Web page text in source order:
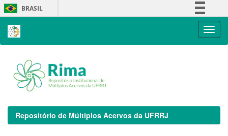
Skip
navigation
BRASIL
Repositório de Múltiplos Acervos da UFRRJ